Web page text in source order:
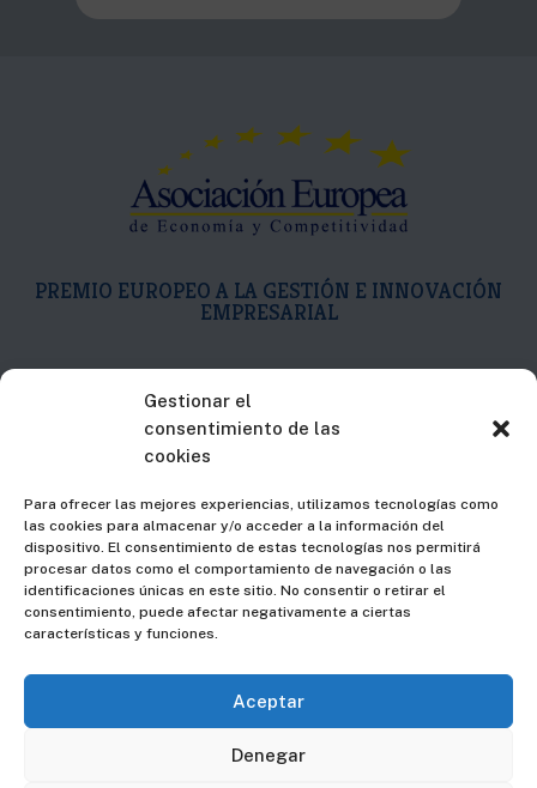
Gestionar el
consentimiento de las
cookies
Para ofrecer las mejores experiencias, utilizamos tecnologías como
las cookies para almacenar y/o acceder a la información del
dispositivo. El consentimiento de estas tecnologías nos permitirá
procesar datos como el comportamiento de navegación o las
identificaciones únicas en este sitio. No consentir o retirar el
consentimiento, puede afectar negativamente a ciertas
características y funciones.
Aceptar
Denegar
PREMIO EUROPEO A LA GESTIÓN E INNOVACIÓN
EMPRESARIAL
2ª Plta. Dpto. D
 94 607 74 37
 info@fmgingeniero.es
Aviso Legal
Los logotipos y marcas comerciales que aparecen en esta